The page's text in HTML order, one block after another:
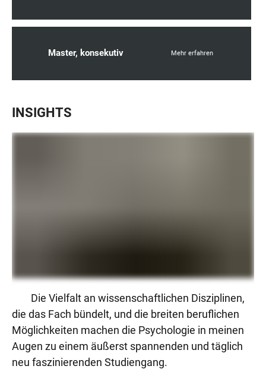
Master, konsekutiv Mehr erfahren
INSIGHTS
Die Vielfalt an wissenschaftlichen Disziplinen,
die das Fach bündelt, und die breiten beruflichen
Möglichkeiten machen die Psychologie in meinen
Augen zu einem äußerst spannenden und täglich
neu faszinierenden Studiengang.